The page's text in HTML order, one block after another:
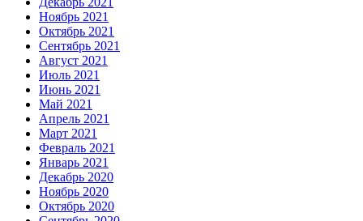
Ноябрь 2021
Октябрь 2021
Сентябрь 2021
Август 2021
Июль 2021
Июнь 2021
Май 2021
Апрель 2021
Март 2021
Февраль 2021
Январь 2021
Декабрь 2020
Ноябрь 2020
Октябрь 2020